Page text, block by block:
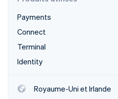
Radar
Prévention de la fraude
Atlas
Identity
Payments
Connect
Terminal
Identity
Royaume-Uni et Irlande